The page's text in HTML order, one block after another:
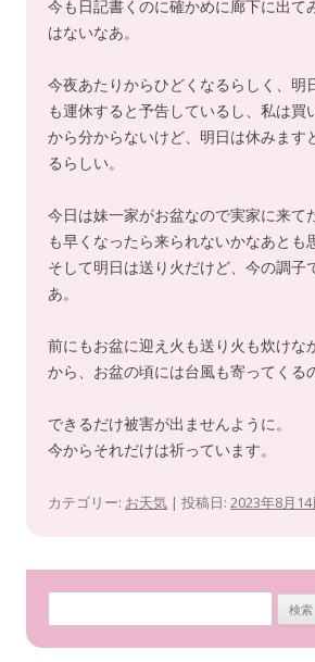
今も日記書くのに確かめに廊下に出て
はないなあ。
今夜あたりからひどくなるらしく、明
も運休すると予告しているし、私は買
から分からないけど、明日は休みます
るらしい。
今日は妹一家がお盆なので実家に来て
も早くなったら来られないかなあとも
そして明日は送り火だけど、今の調子
あ。
前にもお盆に迎え火も送り火も炊けな
から、お盆の頃には台風も寄ってくる
できるだけ被害が出ませんように。
今からそれだけは祈っています。
カテゴリー: お天気 | 投稿日: 2023年8月
索